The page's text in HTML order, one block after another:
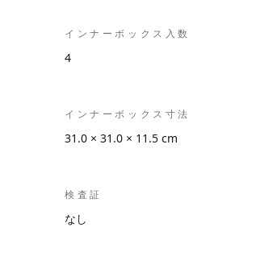
インナーボックス入数
4
インナーボックス寸法
31.0 × 31.0 × 11.5 cm
検査証
なし